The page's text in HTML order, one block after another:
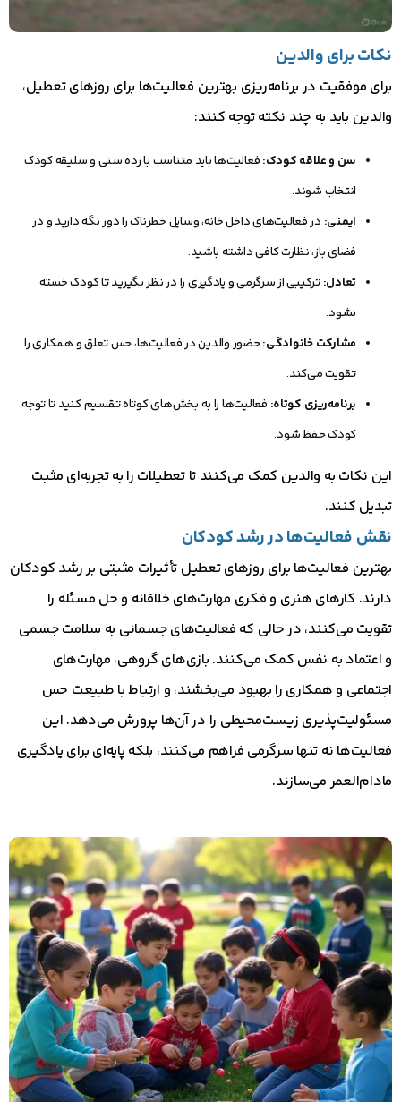
نکات برای والدین
برای موفقیت در برنامه‌ریزی بهترین فعالیت‌ها برای روزهای تعطیل،
والدین باید به چند نکته توجه کنند:
سن و علاقه کودک: فعالیت‌ها باید متناسب با رده سنی و سلیقه کودک
انتخاب شوند.
ایمنی: در فعالیت‌های داخل خانه، وسایل خطرناک را دور نگه دارید و در
فضای باز، نظارت کافی داشته باشید.
تعادل: ترکیبی از سرگرمی و یادگیری را در نظر بگیرید تا کودک خسته
نشود.
مشارکت خانوادگی:حضور والدین در فعالیت‌ها، حس تعلق و همکاری را
تقویت می‌کند.
برنامه‌ریزی کوتاه: فعالیت‌ها را به بخش‌های کوتاه تقسیم کنید تا توجه
کودک حفظ شود.
این نکات به والدین کمک می‌کنند تا تعطیلات را به تجربه‌ای مثبت
تبدیل کنند.
نقش فعالیت‌ها در رشد کودکان
بهترین فعالیت‌ها برای روزهای تعطیل تأثیرات مثبتی بر رشد کودکان
دارند. کارهای هنری و فکری مهارت‌های خلاقانه و حل مسئله را
تقویت می‌کنند، در حالی که فعالیت‌های جسمانی به سلامت جسمی
و اعتماد به نفس کمک می‌کنند. بازی‌های گروهی، مهارت‌های
اجتماعی و همکاری را بهبود می‌بخشند، و ارتباط با طبیعت حس
مسئولیت‌پذیری زیست‌محیطی را در آن‌ها پرورش می‌دهد. این
فعالیت‌ها نه تنها سرگرمی فراهم می‌کنند، بلکه پایه‌ای برای یادگیری
مادام‌العمر می‌سازند.